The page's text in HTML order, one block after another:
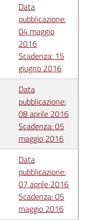
Data
pubblicazione:
04 maggio
2016
Scadenza: 15
giugno 2016
Data
pubblicazione:
08 aprile 2016
Scadenza: 05
maggio 2016
Data
pubblicazione:
07 aprile 2016
Scadenza: 05
maggio 2016